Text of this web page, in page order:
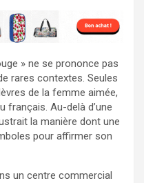
» ne se prononce pas
rares contextes. Seules
de la femme aimée,
français. Au-delà d’une
la manière dont une
pour affirmer son
un centre commercial